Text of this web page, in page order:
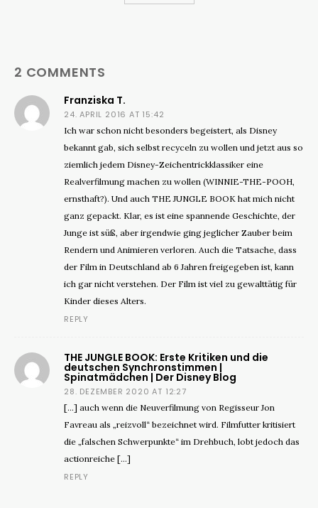
2 COMMENTS
Franziska T.
24. APRIL 2016 AT 15:42
Ich war schon nicht besonders begeistert, als Disney
bekannt gab, sich selbst recyceln zu wollen und jetzt aus so
ziemlich jedem Disney-Zeichentrickklassiker eine
Realverfilmung machen zu wollen (WINNIE-THE-POOH,
ernsthaft?). Und auch THE JUNGLE BOOK hat mich nicht
ganz gepackt. Klar, es ist eine spannende Geschichte, der
Junge ist süß, aber irgendwie ging jeglicher Zauber beim
Rendern und Animieren verloren. Auch die Tatsache, dass
der Film in Deutschland ab 6 Jahren freigegeben ist, kann
ich gar nicht verstehen. Der Film ist viel zu gewalttätig für
Kinder dieses Alters.
REPLY
THE JUNGLE BOOK: Erste Kritiken und die
deutschen Synchronstimmen |
Spinatmädchen | Der Disney Blog
28. DEZEMBER 2020 AT 12:27
[…] auch wenn die Neuverfilmung von Regisseur Jon
Favreau als „reizvoll“ bezeichnet wird. Filmfutter kritisiert
die „falschen Schwerpunkte“ im Drehbuch, lobt jedoch das
actionreiche […]
REPLY